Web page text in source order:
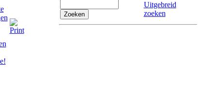
Uitgebreid
zoeken